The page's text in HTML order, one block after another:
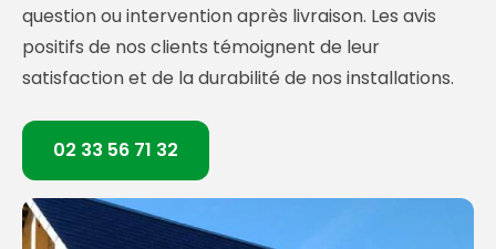
question ou intervention après livraison. Les avis
positifs de nos clients témoignent de leur
satisfaction et de la durabilité de nos installations.
02 33 56 71 32